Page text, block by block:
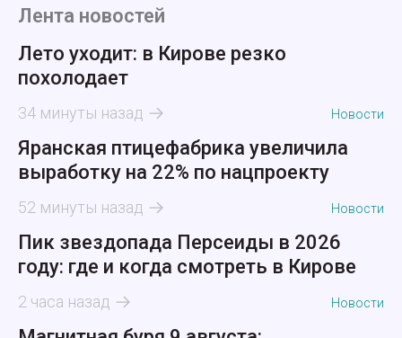
Лента новостей
Лето уходит: в Кирове резко
похолодает
34 минуты назад Новости
Яранская птицефабрика увеличила
выработку на 22% по нацпроекту
52 минуты назад Новости
Пик звездопада Персеиды в 2026
году: где и когда смотреть в Кирове
2 часа назад Новости